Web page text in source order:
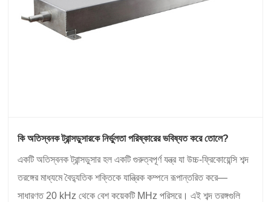
কি অতিস্বনক ট্রান্সডুসারকে নির্ভুলতা পরিষ্কারের ভবিষ্যত করে তোলে?
একটি অতিস্বনক ট্রান্সডুসার হল একটি গুরুত্বপূর্ণ যন্ত্র যা উচ্চ-ফ্রিকোয়েন্সি শব্দ
তরঙ্গের মাধ্যমে বৈদ্যুতিক শক্তিকে যান্ত্রিক কম্পনে রূপান্তরিত করে—
সাধারণত 20 kHz থেকে বেশ কয়েকটি MHz পরিসরে। এই শব্দ তরঙ্গগুলি